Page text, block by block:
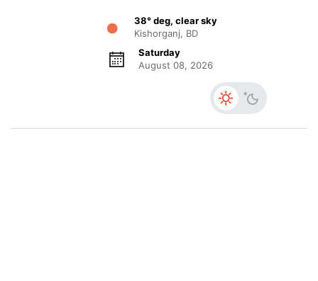
38° deg, clear sky
Kishorganj, BD
Saturday
August 08, 2026